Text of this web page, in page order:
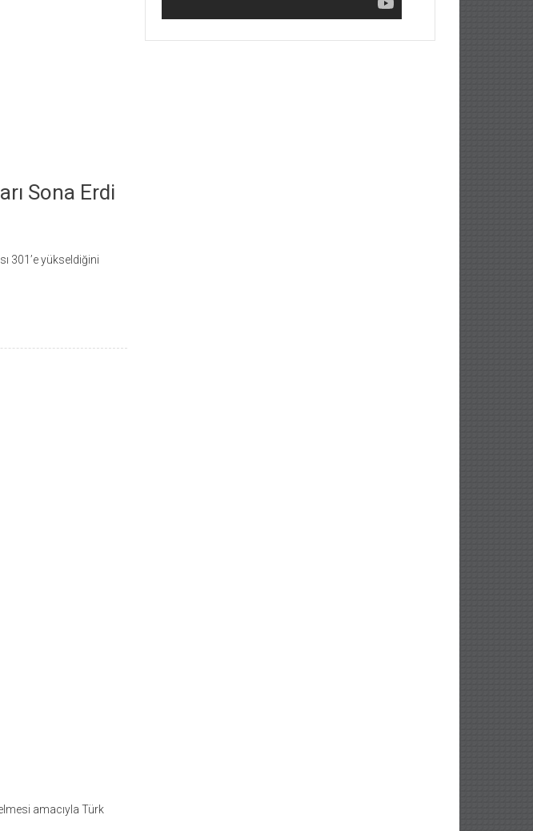
Sona Erdi
301’e yükseldiğini
amacıyla Türk